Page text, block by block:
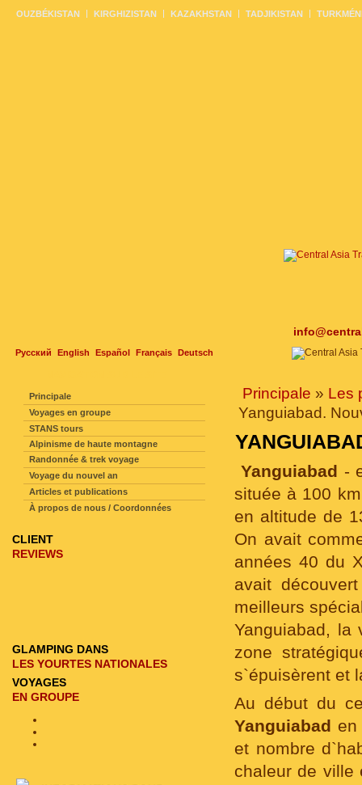
Русский English Español Français Deutsch
OUZBÉKISTAN KIRGHIZISTAN KAZAKHSTAN TADJIKISTAN
Principale » Les
Yanguiabad.
Yanguiabad -
située à 100
en altitude de
On avait
années 40 du
avait
meilleurs
Yanguiabad, la
zone
s`épuisèrent et
Au début du
Yanguiabad en
et nombre
chaleur de ville
Principale
Voyages en groupe
STANS tours
Alpinisme de haute montagne
Randonnée & trek voyage
Voyage du nouvel an
Articles et publications
À propos de nous / Coordonnées
CLIENT
REVIEWS
GLAMPING DANS
LES YOURTES NATIONALES
VOYAGES
EN GROUPE